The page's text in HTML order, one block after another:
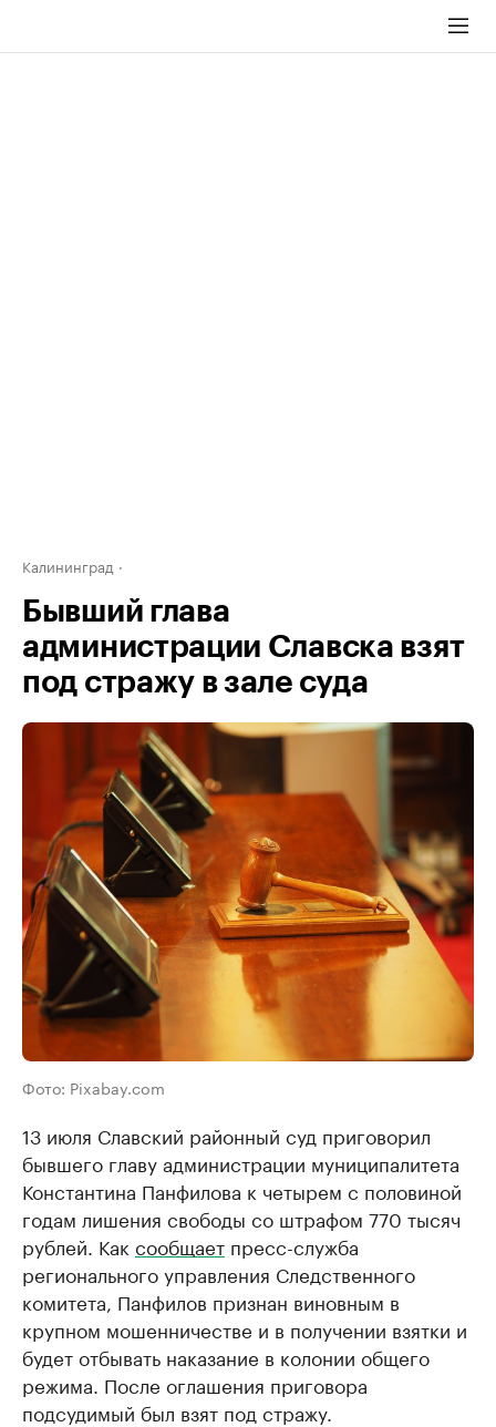
Калининград
Бывший глава
администрации Славска взят
под стражу в зале суда
Фото: Pixabay.com
13 июля Славский районный суд приговорил
бывшего главу администрации муниципалитета
Константина Панфилова к четырем с половиной
годам лишения свободы со штрафом 770 тысяч
рублей. Как сообщает пресс-служба
регионального управления Следственного
комитета, Панфилов признан виновным в
крупном мошенничестве и в получении взятки и
будет отбывать наказание в колонии общего
режима. После оглашения приговора
подсудимый был взят под стражу.